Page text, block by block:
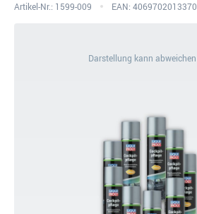
Artikel-Nr.: 1599-009 EAN: 4069702013370
Darstellung kann abweichen